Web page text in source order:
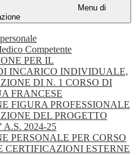
Menu di
Competente
PER IL
INCARICO INDIVIDUALE,
DI N. 1 CORSO DI
FRANCESE
FIGURA PROFESSIONALE
DEL PROGETTO
2024-25
PERSONALE PER CORSO
CERTIFICAZIONI ESTERNE